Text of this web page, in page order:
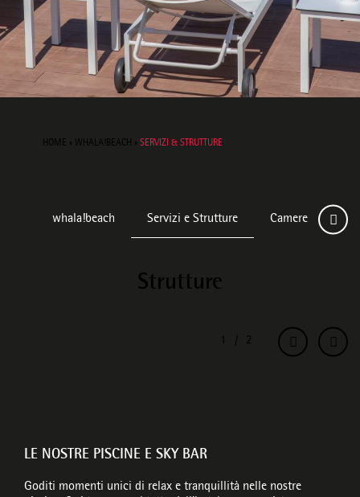
HOME » WHALA!BEACH » SERVIZI & STRUTTURE
whala!beach Servizi e Strutture Camere
Strutture
LE NOSTRE PISCINE E SKY BAR
Goditi momenti unici di relax e tranquillità nelle nostre